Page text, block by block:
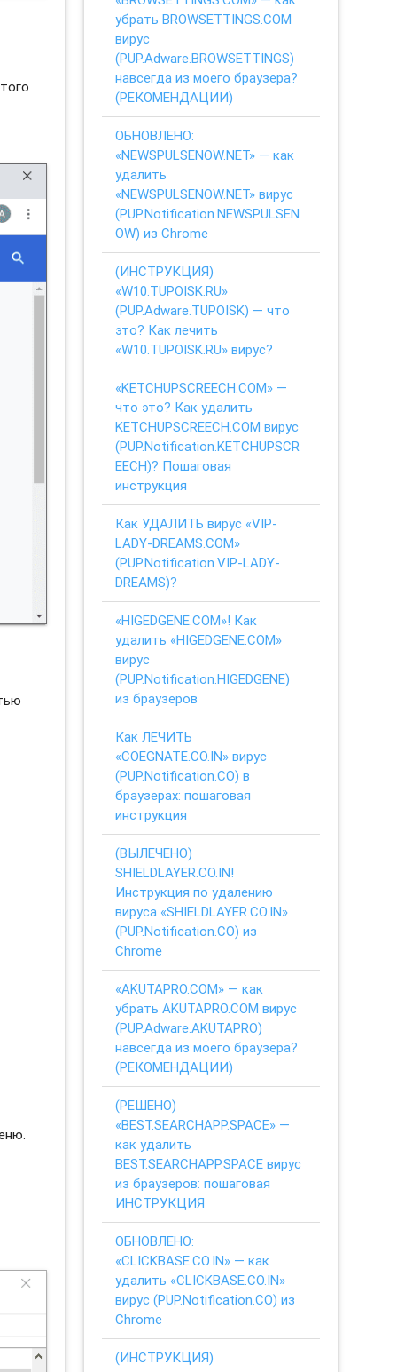
убрать BROWSETTINGS.COM
вирус
(PUP.Adware.BROWSETTINGS)
навсегда из моего браузера?
(РЕКОМЕНДАЦИИ)
ОБНОВЛЕНО:
«NEWSPULSENOW.NET» — как
удалить
«NEWSPULSENOW.NET» вирус
(PUP.Notification.NEWSPULSEN
OW) из Chrome
(ИНСТРУКЦИЯ)
«W10.TUPOISK.RU»
(PUP.Adware.TUPOISK) — что
это? Как лечить
«W10.TUPOISK.RU» вирус?
«KETCHUPSCREECH.COM» —
что это? Как удалить
KETCHUPSCREECH.COM вирус
(PUP.Notification.KETCHUPSCR
EECH)? Пошаговая
инструкция
Как УДАЛИТЬ вирус «VIP-
LADY-DREAMS.COM»
(PUP.Notification.VIP-LADY-
DREAMS)?
«HIGEDGENE.COM»! Как
удалить «HIGEDGENE.COM»
вирус
(PUP.Notification.HIGEDGENE)
из браузеров
Как ЛЕЧИТЬ
«COEGNATE.CO.IN» вирус
(PUP.Notification.CO) в
браузерах: пошаговая
инструкция
(ВЫЛЕЧЕНО)
SHIELDLAYER.CO.IN!
Инструкция по удалению
вируса «SHIELDLAYER.CO.IN»
(PUP.Notification.CO) из
Chrome
«AKUTAPRO.COM» — как
убрать AKUTAPRO.COM вирус
(PUP.Adware.AKUTAPRO)
навсегда из моего браузера?
(РЕКОМЕНДАЦИИ)
(РЕШЕНО)
«BEST.SEARCHAPP.SPACE» —
как удалить
BEST.SEARCHAPP.SPACE вирус
из браузеров: пошаговая
ИНСТРУКЦИЯ
ОБНОВЛЕНО:
«CLICKBASE.CO.IN» — как
удалить «CLICKBASE.CO.IN»
вирус (PUP.Notification.CO) из
Chrome
(ИНСТРУКЦИЯ)